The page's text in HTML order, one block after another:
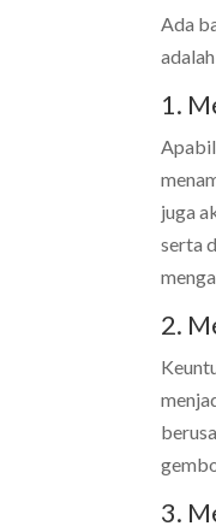
Ada
1.
juga
serta
2.
3.